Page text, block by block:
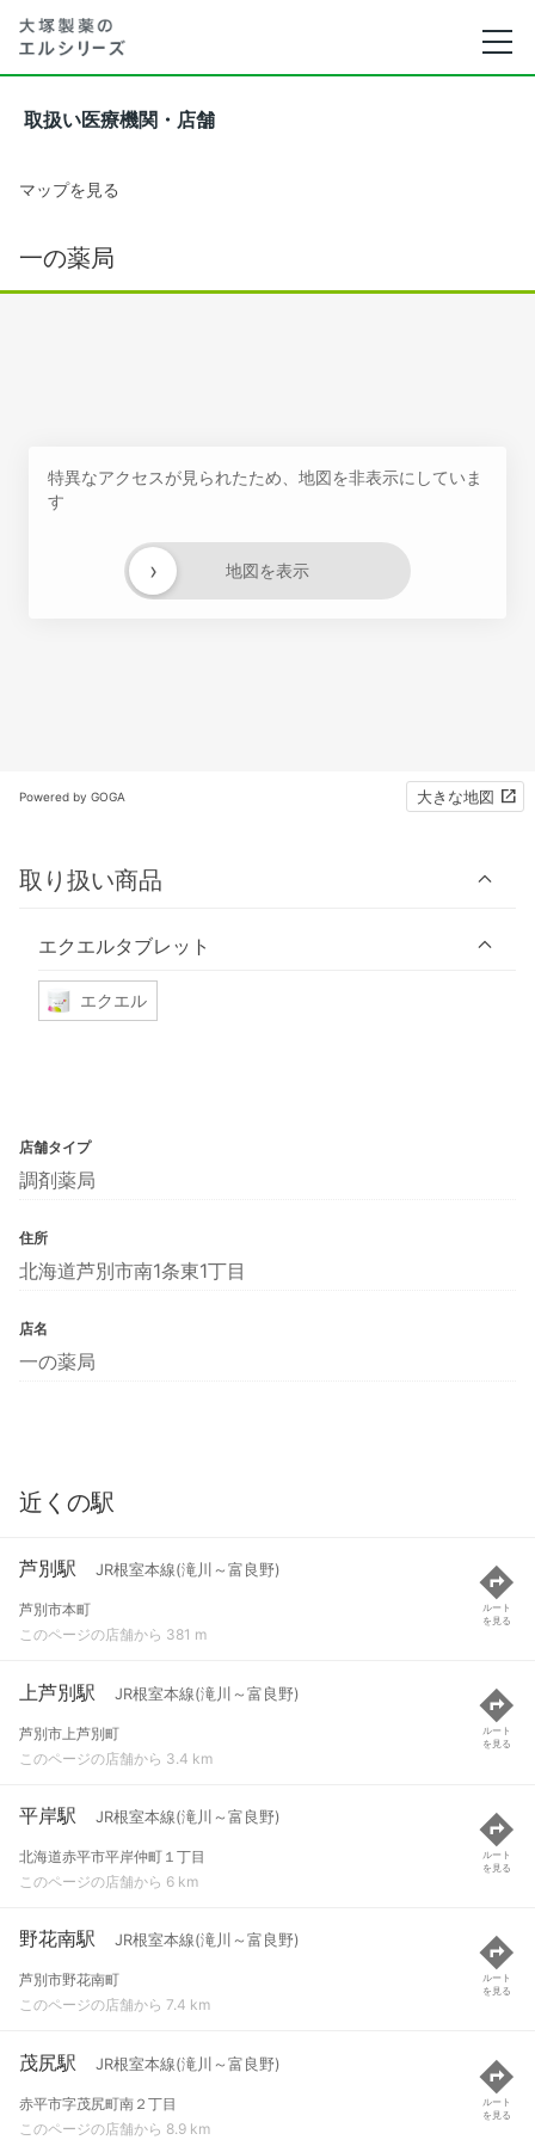
取扱い医療機関・店舗
マップを見る
一の薬局
特異なアクセスが見られたため、地図を非表示にしていま
す
地図を表示
›
Powered by GOGA 大きな地図
取り扱い商品
エクエルタブレット
エクエル
店舗タイプ
調剤薬局
住所
北海道芦別市南1条東1丁目
店名
一の薬局
近くの駅
芦別駅 JR根室本線(滝川～富良野)
芦別市本町
このページの店舗から 381 m
ルート
を見る
上芦別駅 JR根室本線(滝川～富良野)
芦別市上芦別町
このページの店舗から 3.4 km
ルート
を見る
平岸駅 JR根室本線(滝川～富良野)
北海道赤平市平岸仲町１丁目
このページの店舗から 6 km
ルート
を見る
野花南駅 JR根室本線(滝川～富良野)
芦別市野花南町
このページの店舗から 7.4 km
ルート
を見る
茂尻駅 JR根室本線(滝川～富良野)
赤平市字茂尻町南２丁目
このページの店舗から 8.9 km
ルート
を見る